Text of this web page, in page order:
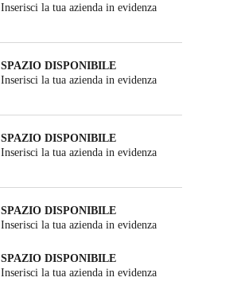
Inserisci la tua azienda in evidenza
SPAZIO DISPONIBILE
Inserisci la tua azienda in evidenza
SPAZIO DISPONIBILE
Inserisci la tua azienda in evidenza
SPAZIO DISPONIBILE
Inserisci la tua azienda in evidenza
SPAZIO DISPONIBILE
Inserisci la tua azienda in evidenza